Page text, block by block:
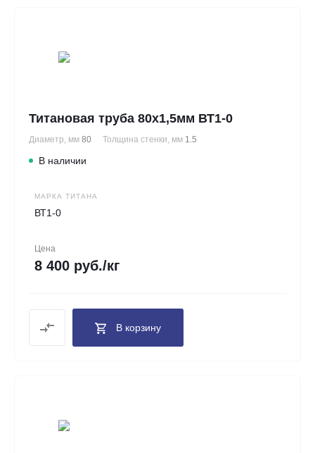
Титановая труба 80х1,5мм ВТ1-0
Диаметр, мм 80 Толщина стенки, мм 1.5
В наличии
МАРКА ТИТАНА
ВТ1-0
Цена
8 400 руб./кг
В корзину